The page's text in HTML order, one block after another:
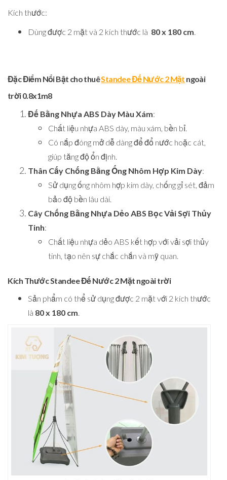
Kích thước:
Dùng được 2 mặt và 2 kích thước là 80 x 180 cm
Đặc Điểm Nổi Bật cho thuêStandee Đế Nước 2 Mặt ngoài
trời 0.8x1m8
Đế Bằng Nhựa ABS Dày Màu Xám:
Chất liệu nhựa ABS dày, màu xám, bền bỉ.
Có nắp đóng mở dễ dàng để đổ nước hoặc cát,
giúp tăng độ ổn định.
Thân Cấy Chống Bằng Ống Nhôm Hợp Kim Dày:
Sử dụng ống nhôm hợp kim dày, chống gỉ sét, đảm
bảo độ bền lâu dài.
Cây Chống Bằng Nhựa Dẻo ABS Bọc Vải Sợi Thủy
Tinh:
Chất liệu nhựa dẻo ABS kết hợp với vải sợi thủy
tinh, tạo nên sự chắc chắn và mỹ quan.
Kích Thước Standee Đế Nước 2 Mặt ngoài trời
Sản phẩm có thể sử dụng được 2 mặt với 2 kích thước
là 80 x 180 cm